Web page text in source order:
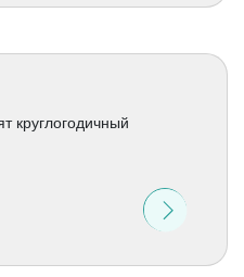
круглогодичный